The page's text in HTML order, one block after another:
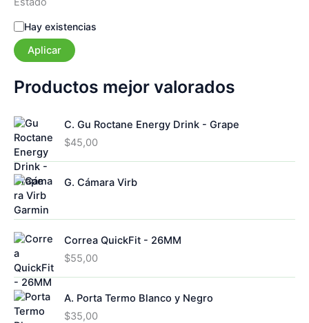
t
e
g
o
r
a
E
s
t
d
o
Hay existencias
Aplicar
Productos mejor valorados
C. Gu Roctane Energy Drink - Grape
$45,00
G. Cámara Virb
Correa QuickFit - 26MM
$55,00
A. Porta Termo Blanco y Negro
$35,00